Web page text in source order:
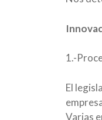
1.-
El
Varias